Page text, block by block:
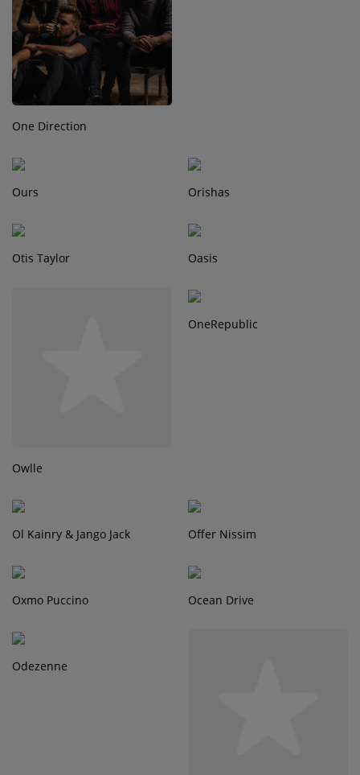
Contact
Régie Publicitaire
One Direction
Ours Orishas
Otis Taylor Oasis
Owlle
OneRepublic
Ol Kainry & Jango Jack Offer Nissim
Oxmo Puccino Ocean Drive
Odezenne